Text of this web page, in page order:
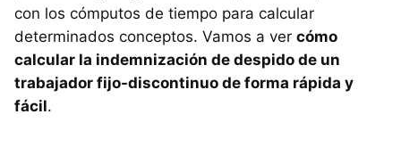
con los cómputos de tiempo para calcular
determinados conceptos. Vamos a ver cómo
calcular la indemnización de despido de un
trabajador fijo-discontinuo de forma rápida y
fácil.